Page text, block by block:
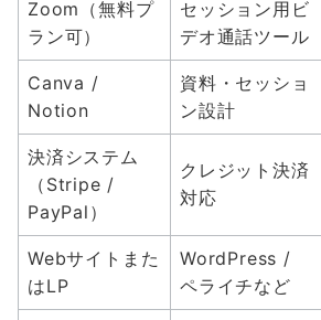
Zoom（無料プ
ラン可）
セッション用ビ
デオ通話ツール
Canva /
Notion
資料・セッショ
ン設計
決済システム
（Stripe /
PayPal）
クレジット決済
対応
Webサイトまた
はLP
WordPress /
ペライチなど